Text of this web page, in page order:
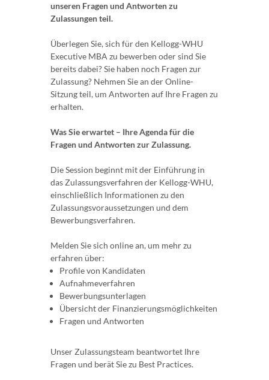
unseren Fragen und Antworten zu
Zulassungen teil.
Überlegen Sie, sich für den Kellogg-WHU
Executive MBA zu bewerben oder sind Sie
bereits dabei? Sie haben noch Fragen zur
Zulassung? Nehmen Sie an der Online-
Sitzung teil, um Antworten auf Ihre Fragen zu
erhalten.
Was Sie erwartet – Ihre Agenda für die
Fragen und Antworten zur Zulassung.
Die Session beginnt mit der Einführung in
das Zulassungsverfahren der Kellogg-WHU,
einschließlich Informationen zu den
Zulassungsvoraussetzungen und dem
Bewerbungsverfahren.
Melden Sie sich online an, um mehr zu
erfahren über:
Profile von Kandidaten
Aufnahmeverfahren
Bewerbungsunterlagen
Übersicht der Finanzierungsmöglichkeiten
Fragen und Antworten
Unser Zulassungsteam beantwortet Ihre
Fragen und berät Sie zu Best Practices.